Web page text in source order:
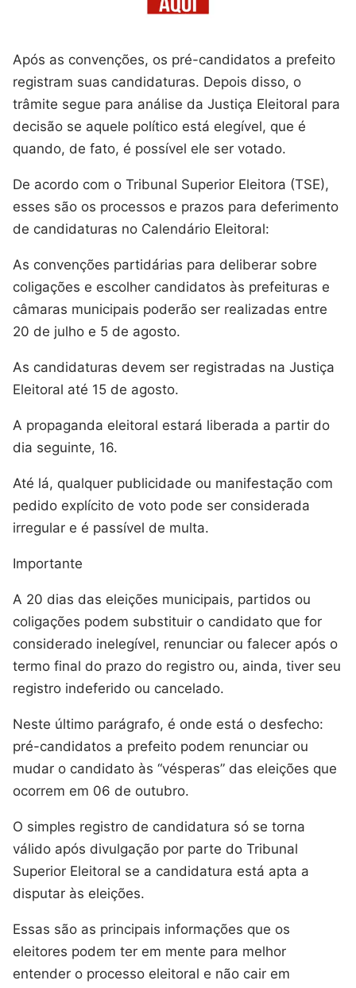
Após as convenções, os pré-candidatos a prefeito
registram suas candidaturas. Depois disso, o
trâmite segue para análise da Justiça Eleitoral para
decisão se aquele político está elegível, que é
quando, de fato, é possível ele ser votado.
De acordo com o Tribunal Superior Eleitora (TSE),
esses são os processos e prazos para deferimento
de candidaturas no Calendário Eleitoral:
As convenções partidárias para deliberar sobre
coligações e escolher candidatos às prefeituras e
câmaras municipais poderão ser realizadas entre
20 de julho e 5 de agosto.
As candidaturas devem ser registradas na Justiça
Eleitoral até 15 de agosto.
A propaganda eleitoral estará liberada a partir do
dia seguinte, 16.
Até lá, qualquer publicidade ou manifestação com
pedido explícito de voto pode ser considerada
irregular e é passível de multa.
Importante
A 20 dias das eleições municipais, partidos ou
coligações podem substituir o candidato que for
considerado inelegível, renunciar ou falecer após o
termo final do prazo do registro ou, ainda, tiver seu
registro indeferido ou cancelado.
Neste último parágrafo, é onde está o desfecho:
pré-candidatos a prefeito podem renunciar ou
mudar o candidato às “vésperas” das eleições que
ocorrem em 06 de outubro.
O simples registro de candidatura só se torna
válido após divulgação por parte do Tribunal
Superior Eleitoral se a candidatura está apta a
disputar às eleições.
Essas são as principais informações que os
eleitores podem ter em mente para melhor
entender o processo eleitoral e não cair em